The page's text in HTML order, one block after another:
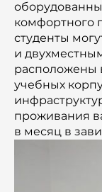
комфортного
студенты
и
расположены
учебных
проживания
в месяц в